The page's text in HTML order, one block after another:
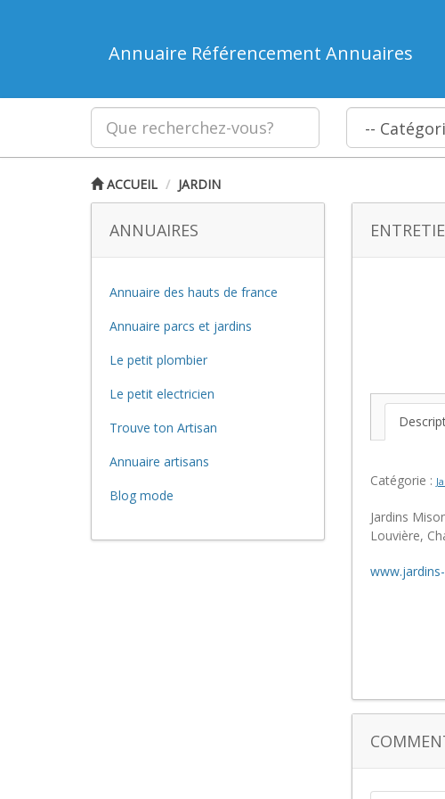
Annuaire Référencement Annuaires
ACCUEIL JARDIN
ANNUAIRES
Annuaire des hauts de france
Annuaire parcs et jardins
Le petit plombier
Le petit electricien
Trouve ton Artisan
Annuaire artisans
Blog mode
Catégorie :
Jardins
Louvière,